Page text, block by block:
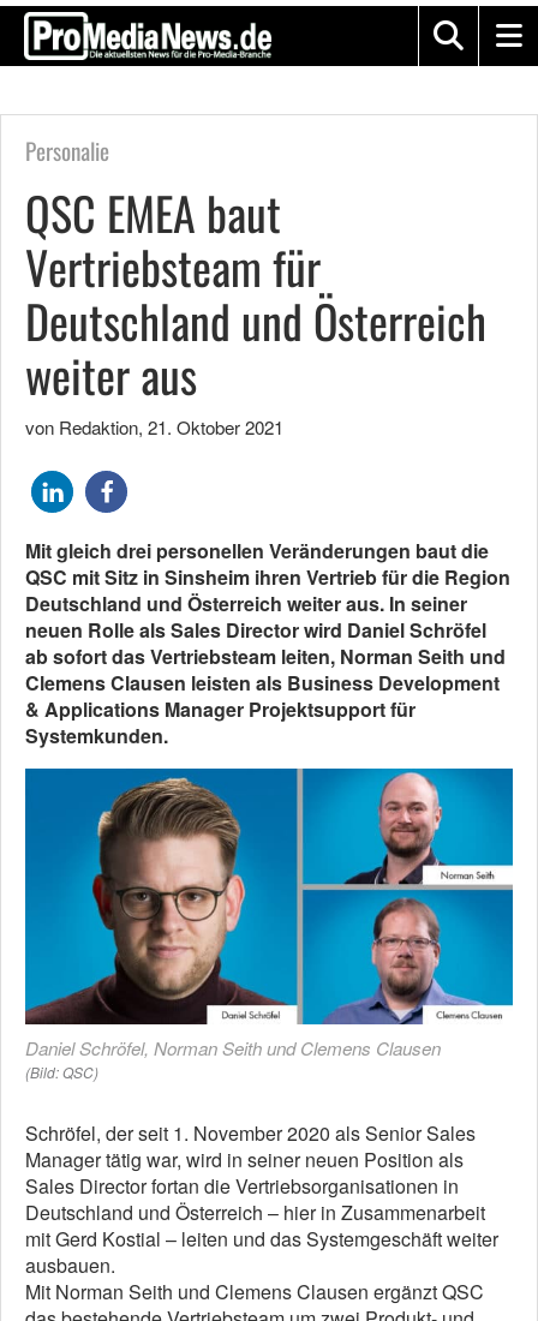
Personalie
QSC EMEA baut
Vertriebsteam für
Deutschland und Österreich
weiter aus
von Redaktion, 21. Oktober 2021
Mit gleich drei personellen Veränderungen baut die
QSC mit Sitz in Sinsheim ihren Vertrieb für die Region
Deutschland und Österreich weiter aus. In seiner
neuen Rolle als Sales Director wird Daniel Schröfel
ab sofort das Vertriebsteam leiten, Norman Seith und
Clemens Clausen leisten als Business Development
& Applications Manager Projektsupport für
Systemkunden.
Daniel Schröfel, Norman Seith und Clemens Clausen
(Bild: QSC)
Schröfel, der seit 1. November 2020 als Senior Sales
Manager tätig war, wird in seiner neuen Position als
Sales Director fortan die Vertriebsorganisationen in
Deutschland und Österreich – hier in Zusammenarbeit
mit Gerd Kostial – leiten und das Systemgeschäft weiter
ausbauen.
Mit Norman Seith und Clemens Clausen ergänzt QSC